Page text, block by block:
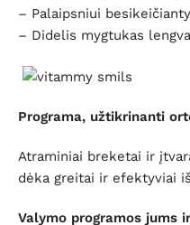
– Palaipsniui
– Didelis mygtukas
Programa, užtikrinanti
Atraminiai breketai ir
dėka greitai ir efektyviai
Valymo programos jums